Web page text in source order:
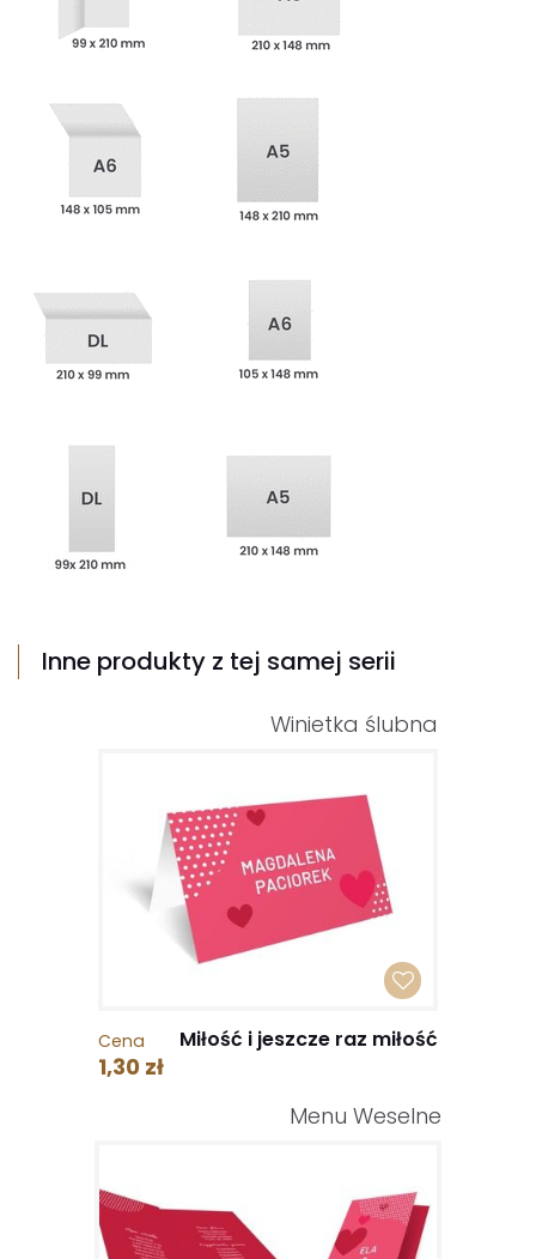
Inne produkty z tej samej serii
Winietka ślubna
Cena
1,30 zł
Miłość i jeszcze raz miłość
Menu Weselne